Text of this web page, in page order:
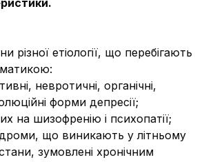
різної етіології, що перебігають
невротичні, органічні,
форми депресії;
на шизофренію і психопатії;
що виникають у літньому
зумовлені хронічним